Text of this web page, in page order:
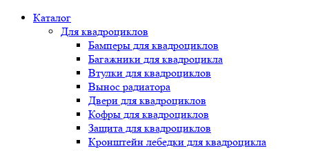
Каталог
Для квадроциклов
Бамперы для квадроциклов
Багажники для квадроцикла
Втулки для квадроциклов
Вынос радиатора
Двери для квадроциклов
Кофры для квадроциклов
Защита для квадроциклов
Кронштейн лебедки для квадроцикла